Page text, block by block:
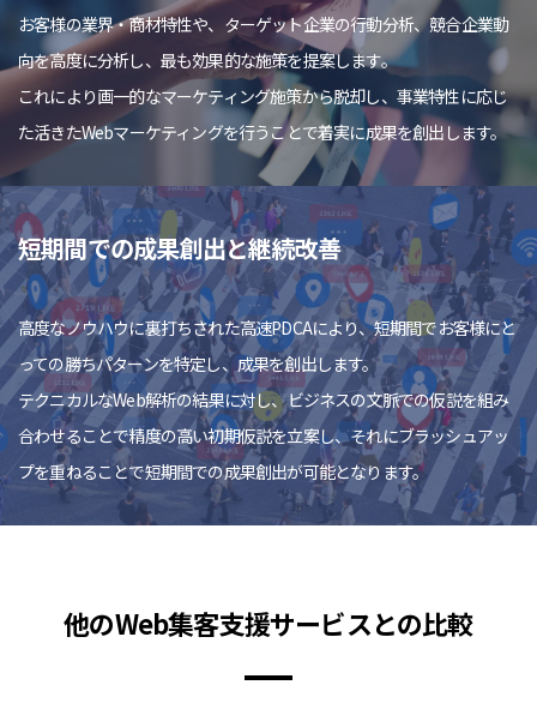
お客様の業界・商材特性や、ターゲット企業の行動分析、競合企業動
向を高度に分析し、最も効果的な施策を提案します。
これにより画一的なマーケティング施策から脱却し、事業特性に応じ
た活きたWebマーケティングを行うことで着実に成果を創出します。
短期間での成果創出と継続改善
高度なノウハウに裏打ちされた高速PDCAにより、短期間でお客様にと
っての勝ちパターンを特定し、成果を創出します。
テクニカルなWeb解析の結果に対し、ビジネスの文脈での仮説を組み
合わせることで精度の高い初期仮説を立案し、それにブラッシュアッ
プを重ねることで短期間での成果創出が可能となります。
他のWeb集客支援サービスとの比較